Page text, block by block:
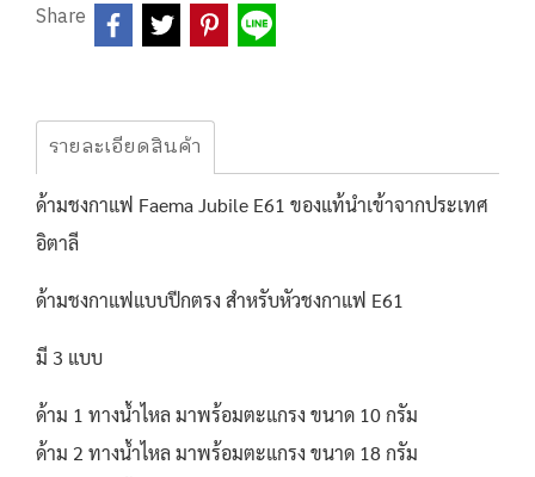
Share
รายละเอียดสินค้า
ด้ามชงกาแฟ Faema Jubile E61 ของแท้นำเข้าจากประเทศ
อิตาลี
ด้ามชงกาแฟแบบปีกตรง สำหรับหัวชงกาแฟ E61
มี 3 แบบ
ด้าม 1 ทางน้ำไหล มาพร้อมตะแกรง ขนาด 10 กรัม
ด้าม 2 ทางน้ำไหล มาพร้อมตะแกรง ขนาด 18 กรัม